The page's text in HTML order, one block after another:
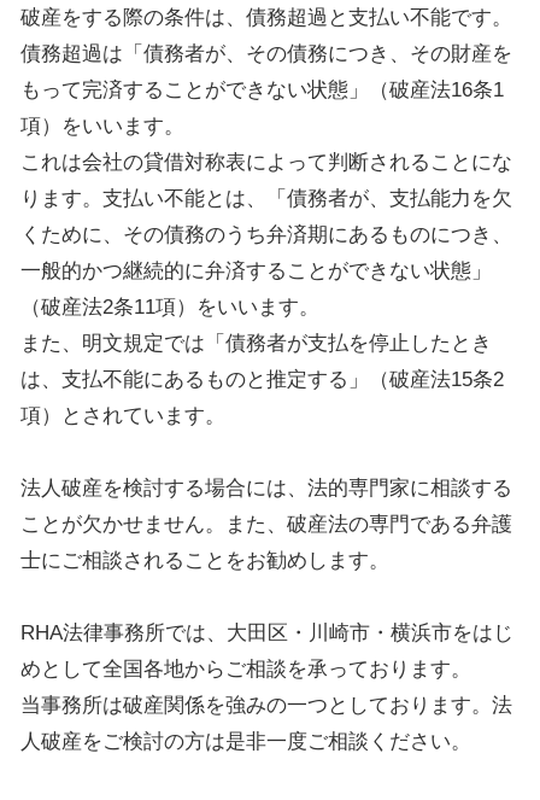
破産をする際の条件は、債務超過と支払い不能です。
債務超過は「債務者が、その債務につき、その財産を
もって完済することができない状態」（破産法16条1
項）をいいます。
これは会社の貸借対称表によって判断されることにな
ります。支払い不能とは、「債務者が、支払能力を欠
くために、その債務のうち弁済期にあるものにつき、
一般的かつ継続的に弁済することができない状態」
（破産法2条11項）をいいます。
また、明文規定では「債務者が支払を停止したとき
は、支払不能にあるものと推定する」（破産法15条2
項）とされています。
法人破産を検討する場合には、法的専門家に相談する
ことが欠かせません。また、破産法の専門である弁護
士にご相談されることをお勧めします。
RHA法律事務所では、大田区・川崎市・横浜市をはじ
めとして全国各地からご相談を承っております。
当事務所は破産関係を強みの一つとしております。法
人破産をご検討の方は是非一度ご相談ください。